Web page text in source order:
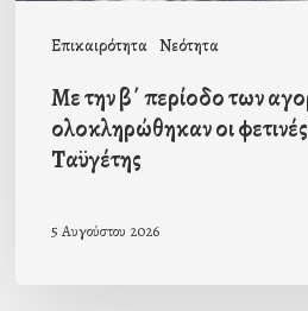
Επικαιρότητα Νεότητα
Με την β΄ περίοδο των
ολοκληρώθηκαν οι
Ταϋγέτης
5 Αυγούστου 2026